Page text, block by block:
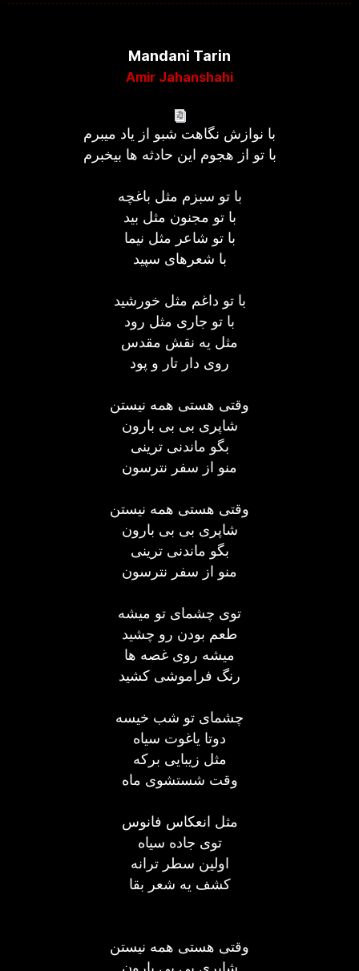
Mandani Tarin
Amir Jahanshahi
با نوازش نگاهت شبو از یاد میبرم
با تو از هجوم این حادثه ها بیخبرم
با تو سبزم مثل باغچه
با تو مجنون مثل بید
با تو شاعر مثل نیما
با شعرهای سپید
با تو داغم مثل خورشید
با تو جاری مثل رود
مثل یه نقش مقدس
روی دار تار و پود
وقتی هستی همه نیستن
شاپری بی بی بارون
بگو ماندنی ترینی
منو از سفر نترسون
وقتی هستی همه نیستن
شاپری بی بی بارون
بگو ماندنی ترینی
منو از سفر نترسون
توی چشمای تو میشه
طعم بودن رو چشید
میشه روی غصه ها
رنگ فراموشی کشید
چشمای تو شب خیسه
دوتا یاغوت سیاه
مثل زیبایی برکه
وقت شستشوی ماه
مثل انعکاس فانوس
توی جاده سیاه
اولین سطر ترانه
کشف یه شعر بقا
وقتی هستی همه نیستن
شاپری بی بی بارون